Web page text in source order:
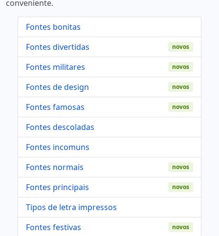
conveniente.
Fontes bonitas
Fontes divertidas
novos
Fontes militares novos
Fontes de design novos
Fontes famosas novos
Fontes descoladas
Fontes incomuns
Fontes normais
novos
Fontes principais novos
Tipos de letra impressos
Fontes festivas
novos